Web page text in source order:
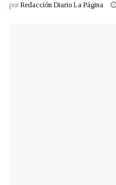
por Redacción Diario La Página